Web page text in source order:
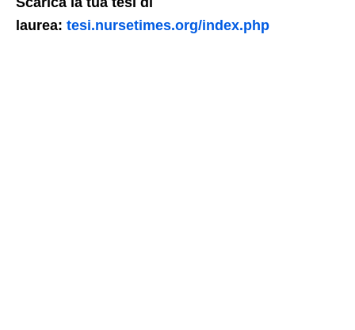
laurea: tesi.nursetimes.org/index.php